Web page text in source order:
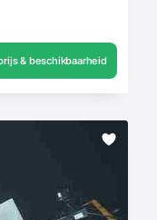
& beschikbaarheid